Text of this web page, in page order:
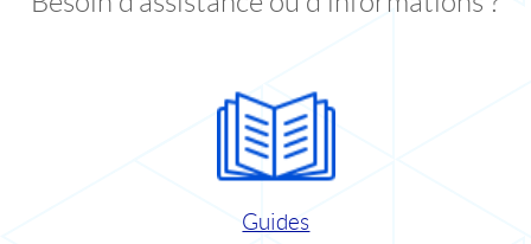
Guides